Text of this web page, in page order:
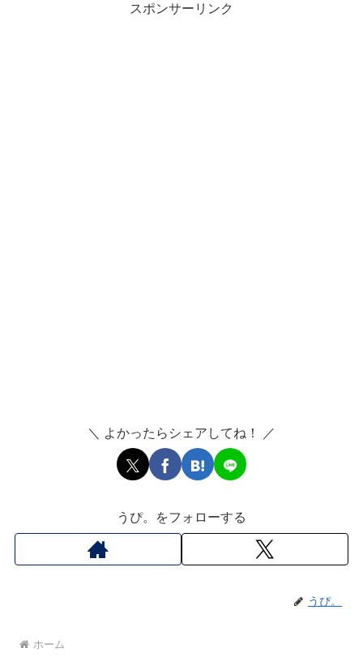
スポンサーリンク
＼ よかったらシェアしてね！ ／
うぴ。をフォローする
うぴ。
ホーム